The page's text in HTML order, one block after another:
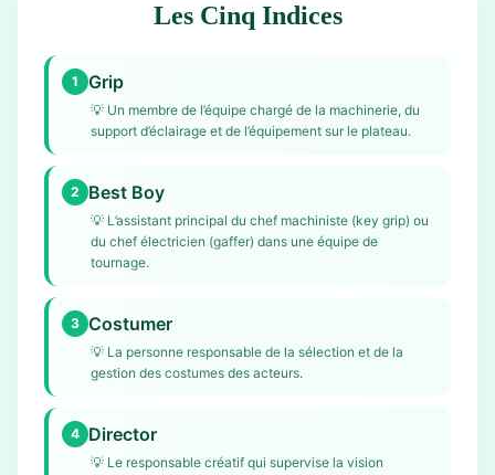
Les Cinq Indices
1 Grip
💡 Un membre de l’équipe chargé de la machinerie, du
support d’éclairage et de l’équipement sur le plateau.
2 Best Boy
💡 L’assistant principal du chef machiniste (key grip) ou
du chef électricien (gaffer) dans une équipe de
tournage.
3 Costumer
💡 La personne responsable de la sélection et de la
gestion des costumes des acteurs.
4 Director
💡 Le responsable créatif qui supervise la vision